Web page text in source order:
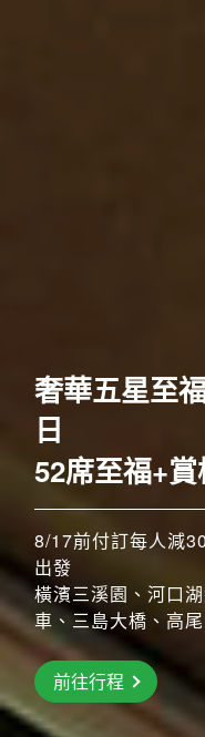
搶先GO
前往行程
奢華五星至
日
52席至福+
8/17前付訂每人減
出發
橫濱三溪園、河口
車、三島大橋、高
前往行程
前往行程